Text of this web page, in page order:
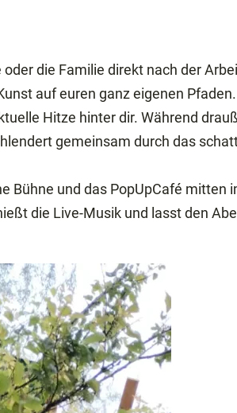
die Familie direkt nach der
auf euren ganz eigenen Pfaden.
Hitze hinter dir. Während
gemeinsam durch das
Bühne und das PopUpCafé mitten
die Live-Musik und lasst den